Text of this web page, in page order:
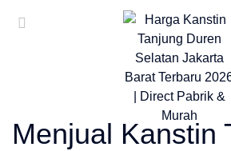
Menjual Kanstin